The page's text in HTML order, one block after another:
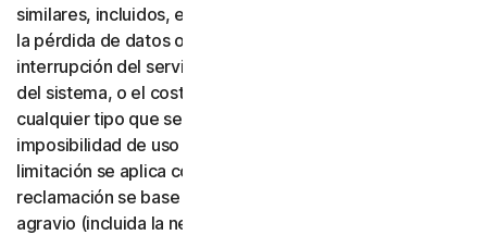
similares, incluidos, entre otros, la pérdida de beneficios,
la pérdida de datos o de fondo de comercio, la
interrupción del servicio, los daños informáticos o fallos
del sistema, o el coste de servicios sustitutos de
cualquier tipo que se deriven del uso o de la
imposibilidad de uso del software o de los servicios. Esta
limitación se aplica con independencia de que su
reclamación se base en una garantía, un contrato, un
agravio (incluida la negligencia), la responsabilidad por